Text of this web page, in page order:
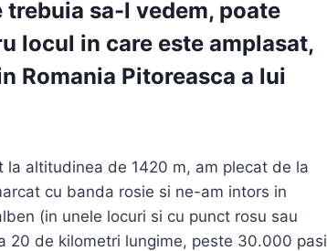
sa-l vedem, poate
locul in care este amplasat,
Romania Pitoreasca a lui
la altitudinea de 1420 m, am plecat de la
cu banda rosie si ne-am intors in
(in unele locuri si cu punct rosu sau
20 de kilometri lungime, peste 30.000 pasi